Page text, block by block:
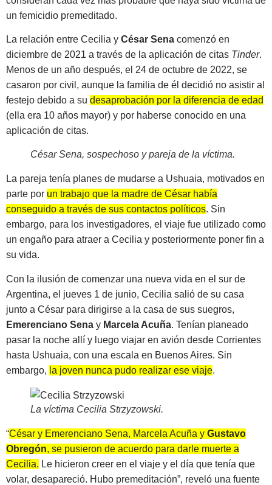
un femicidio premeditado.
La relación entre Cecilia y César Sena comenzó en
diciembre de 2021 a través de la aplicación de citas Tinder.
Menos de un año después, el 24 de octubre de 2022, se
casaron por civil, aunque la familia de él decidió no asistir al
festejo debido a su desaprobación por la diferencia de edad
(ella era 10 años mayor) y por haberse conocido en una
aplicación de citas.
César Sena, sospechoso y pareja de la víctima.
La pareja tenía planes de mudarse a Ushuaia, motivados en
parte por un trabajo que la madre de César había
conseguido a través de sus contactos políticos. Sin
embargo, para los investigadores, el viaje fue utilizado como
un engaño para atraer a Cecilia y posteriormente poner fin a
su vida.
Con la ilusión de comenzar una nueva vida en el sur de
Argentina, el jueves 1 de junio, Cecilia salió de su casa
junto a César para dirigirse a la casa de sus suegros,
Emerenciano Sena y Marcela Acuña. Tenían planeado
pasar la noche allí y luego viajar en avión desde Corrientes
hasta Ushuaia, con una escala en Buenos Aires. Sin
embargo, la joven nunca pudo realizar ese viaje.
La víctima Cecilia Strzyzowski.
“César y Emerenciano Sena, Marcela Acuña y Gustavo
Obregón, se pusieron de acuerdo para darle muerte a
Cecilia. Le hicieron creer en el viaje y el día que tenía que
volar, desapareció. Hubo premeditación”, reveló una fuente